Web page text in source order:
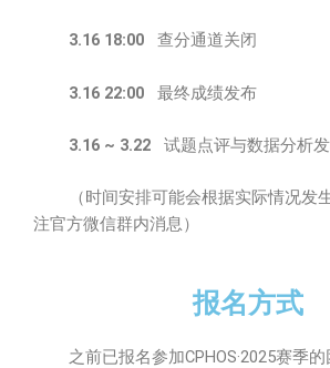
3.16 18:00 查分通道关闭
3.16 22:00 最终成绩发布
3.16 ~ 3.22 试题点评与数据分析
（时间安排可能会根据实际情况发
注官方微信群内消息）
报名方式
之前已报名参加CPHOS·2025赛季的